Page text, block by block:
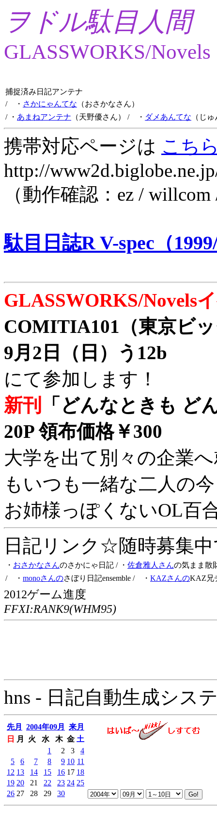
ヲドル駄目人間
GLASSWORKS/Novels
捕捉済み日記アンテナ
/ ・ さかにゃんてな （おさかなさん）
/ ・ あまねアンテナ （天野優さん） / ・ ダメあんてな （じ
携帯対応ページは こち
http://
（動作確認：ez /
駄目日誌R V-spec（
GLASSWORKS/Novels
COMITIA101（東京ビ
9月2日（日）う12b
にて参加します！
新刊
「どんなときも ど
20P 領布価格￥300
大学を出て別々の企業
もいつも一緒な二人の
お姉様っぽくないOL百
日記リンク☆随時募集
・ おさかなさんのさかにゃ日記 / ・ 佐倉雅人さんの気まま散
/ ・ monoさんのさぼり日記ensemble / ・ KAZさんのKAZ兄
2012ゲーム進度
FFXI:RANK9(WHM95)
hns - 日記自動生成シス
先月 2004年09月
来月
日
月 火 水 木 金 土
1
2 3
4
5
6 7 8 9 10 11
12 13 14 15 16 17 18
19 20 21 22 23 24 25
26 27 28 29 30